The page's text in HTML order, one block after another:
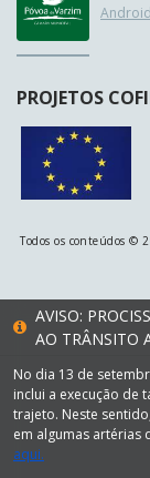
Android
PROJETOS
Todos os conteúdos ©
AVISO:
AO TRÂNSITO
No dia 13 de
inclui a execução de
trajeto. Neste
em algumas artérias
aqui.